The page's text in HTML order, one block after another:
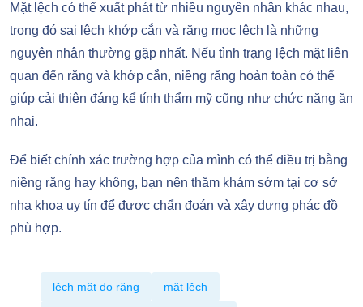
Mặt lệch có thể xuất phát từ nhiều nguyên nhân khác nhau,
trong đó sai lệch khớp cắn và răng mọc lệch là những
nguyên nhân thường gặp nhất. Nếu tình trạng lệch mặt liên
quan đến răng và khớp cắn, niềng răng hoàn toàn có thể
giúp cải thiện đáng kể tính thẩm mỹ cũng như chức năng ăn
nhai.
Để biết chính xác trường hợp của mình có thể điều trị bằng
niềng răng hay không, bạn nên thăm khám sớm tại cơ sở
nha khoa uy tín để được chẩn đoán và xây dựng phác đồ
phù hợp.
lệch mặt do răng mặt lệch